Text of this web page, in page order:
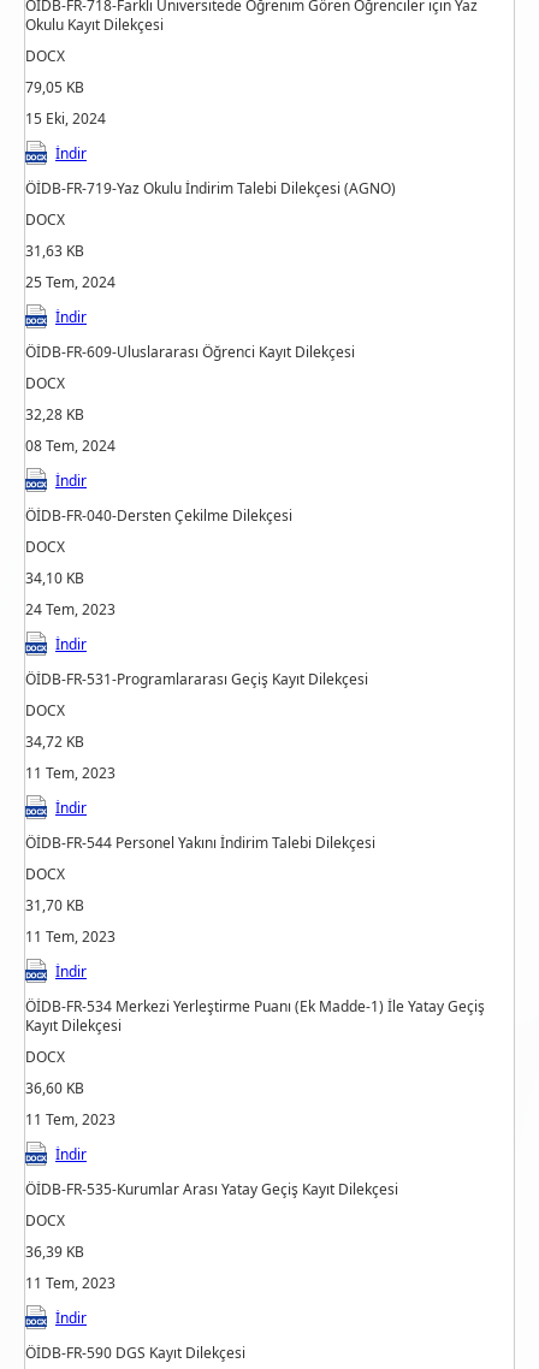
ÖİDB-FR-718-Farklı Üniversitede Öğrenim Gören Öğrenciler için Yaz
Okulu Kayıt Dilekçesi
DOCX
79,05 KB
15 Eki, 2024
İndir
ÖİDB-FR-719-Yaz Okulu İndirim Talebi Dilekçesi (AGNO)
DOCX
31,63 KB
25 Tem, 2024
İndir
ÖİDB-FR-609-Uluslararası Öğrenci Kayıt Dilekçesi
DOCX
32,28 KB
08 Tem, 2024
İndir
ÖİDB-FR-040-Dersten Çekilme Dilekçesi
DOCX
34,10 KB
24 Tem, 2023
İndir
ÖİDB-FR-531-Programlararası Geçiş Kayıt Dilekçesi
DOCX
34,72 KB
11 Tem, 2023
İndir
ÖİDB-FR-544 Personel Yakını İndirim Talebi Dilekçesi
DOCX
31,70 KB
11 Tem, 2023
İndir
ÖİDB-FR-534 Merkezi Yerleştirme Puanı (Ek Madde-1) İle Yatay Geçiş
Kayıt Dilekçesi
DOCX
36,60 KB
11 Tem, 2023
İndir
ÖİDB-FR-535-Kurumlar Arası Yatay Geçiş Kayıt Dilekçesi
DOCX
36,39 KB
11 Tem, 2023
İndir
ÖİDB-FR-590 DGS Kayıt Dilekçesi